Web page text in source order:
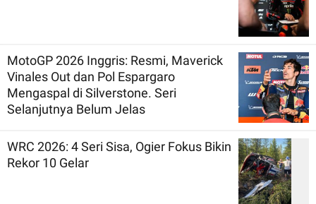
MotoGP 2026 Inggris: Resmi, Maverick
Vinales Out dan Pol Espargaro
Mengaspal di Silverstone. Seri
Selanjutnya Belum Jelas
WRC 2026: 4 Seri Sisa, Ogier Fokus Bikin
Rekor 10 Gelar